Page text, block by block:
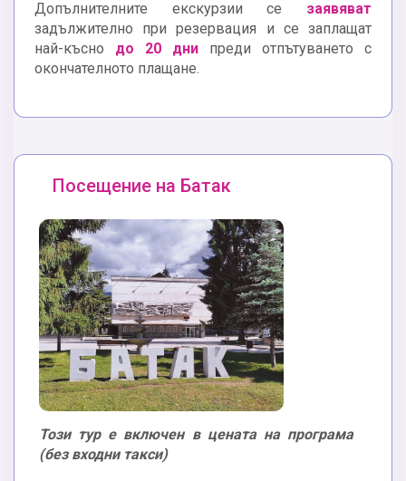
Допълнителните екскурзии се заявяват
задължително при резервация и се заплащат
най-късно до 20 дни преди отпътуването с
окончателното плащане.
Посещение на Батак
Този тур е включен в цената на програма
(без входни такси)